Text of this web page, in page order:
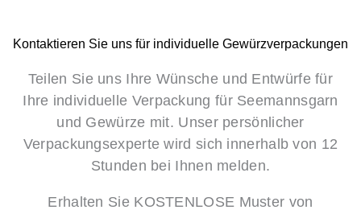
Kontaktieren Sie uns für individuelle Gewürzverpackungen
Teilen Sie uns Ihre Wünsche und Entwürfe für
Ihre individuelle Verpackung für Seemannsgarn
und Gewürze mit. Unser persönlicher
Verpackungsexperte wird sich innerhalb von 12
Stunden bei Ihnen melden.
Erhalten Sie KOSTENLOSE Muster von